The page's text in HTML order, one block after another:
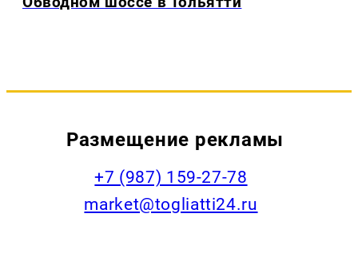
Размещение рекламы
+7 (987) 159-27-78
market@togliatti24.ru